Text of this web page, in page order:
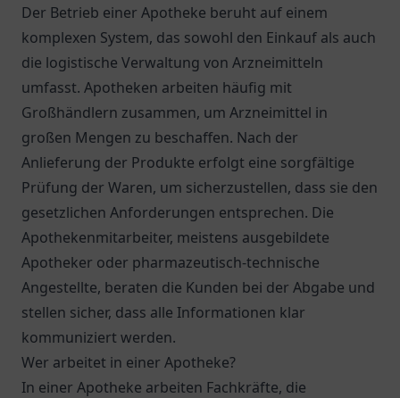
Der Betrieb einer Apotheke beruht auf einem
komplexen System, das sowohl den Einkauf als auch
die logistische Verwaltung von Arzneimitteln
umfasst. Apotheken arbeiten häufig mit
Großhändlern zusammen, um Arzneimittel in
großen Mengen zu beschaffen. Nach der
Anlieferung der Produkte erfolgt eine sorgfältige
Prüfung der Waren, um sicherzustellen, dass sie den
gesetzlichen Anforderungen entsprechen. Die
Apothekenmitarbeiter, meistens ausgebildete
Apotheker oder pharmazeutisch-technische
Angestellte, beraten die Kunden bei der Abgabe und
stellen sicher, dass alle Informationen klar
kommuniziert werden.
Wer arbeitet in einer Apotheke?
In einer Apotheke arbeiten Fachkräfte, die